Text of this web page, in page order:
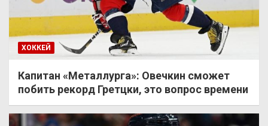
ХОККЕЙ
Капитан «Металлурга»: Овечкин сможет
побить рекорд Гретцки, это вопрос времени